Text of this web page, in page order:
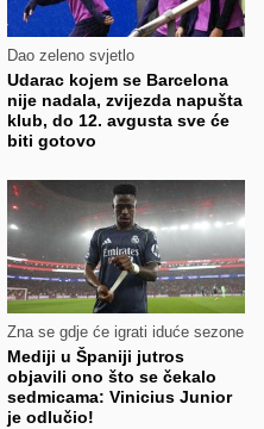
Dao zeleno svjetlo
Udarac kojem se Barcelona
nije nadala, zvijezda napušta
klub, do 12. avgusta sve će
biti gotovo
Zna se gdje će igrati iduće sezone
Mediji u Španiji jutros
objavili ono što se čekalo
sedmicama: Vinicius Junior
je odlučio!